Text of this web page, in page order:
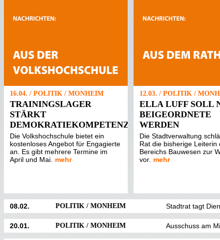
16.04. / POLITIK / MONHEIM
TRAININGSLAGER
STÄRKT
DEMOKRATIEKOMPETENZ
Die Volkshochschule bietet ein
kostenloses Angebot für Engagierte
an. Es gibt mehrere Termine im
April und Mai.
mehr
12.03. / POLITIK /
ELLA LUFF SOLL
BEIGEORDNETE
WERDEN
Die Stadtverwaltung
Rat die bisherige Leiterin
Bereichs Bauwesen zur
vor. mehr
08.02. POLITIK / MONHEIM Stadtrat tagt
20.01. POLITIK / MONHEIM Ausschuss am